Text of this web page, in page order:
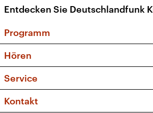
Entdecken Sie Deutschlandfunk
Programm
Sendungen und Podcasts
Musikliste
Kakadu – Das Kinderprogramm
Hören
Frequenzen (UKW + DAB+)
Service
FAQ
Kontakt